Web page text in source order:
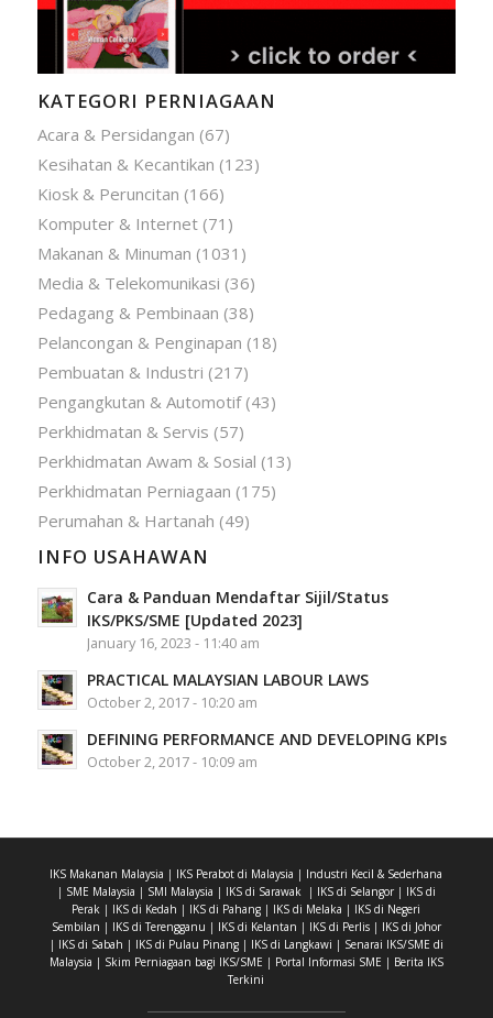
KATEGORI PERNIAGAAN
Acara & Persidangan (67)
Kesihatan & Kecantikan (123)
Kiosk & Peruncitan (166)
Komputer & Internet(71)
Makanan & Minuman (1031)
Media & Telekomunikasi (36)
Pedagang & Pembinaan (38)
Pelancongan & Penginapan (18)
Pembuatan & Industri (217)
Pengangkutan & Automotif(43)
Perkhidmatan & Servis (57)
Perkhidmatan Awam & Sosial (13)
Perkhidmatan Perniagaan (175)
Perumahan & Hartanah (49)
INFO USAHAWAN
Cara & Panduan Mendaftar Sijil/Status
IKS/PKS/SME [Updated 2023]
January 16, 2023 - 11:40 am
PRACTICAL MALAYSIAN LABOUR LAWS
October 2, 2017 - 10:20 am
DEFINING PERFORMANCE AND DEVELOPING KPIs
October 2, 2017 - 10:09 am
IKS Makanan Malaysia | IKS Perabot di Malaysia | Industri Kecil & Sederhana
| SME Malaysia | SMI Malaysia | IKS di Sarawak | IKS di Selangor| IKS di
Perak | IKS di Kedah | IKS di Pahang | IKS di Melaka | IKS di Negeri
Sembilan | IKS di Terengganu | IKS di Kelantan | IKS di Perlis| IKS di Johor
| IKS di Sabah | IKS di Pulau Pinang| IKS di Langkawi | Senarai IKS/SME di
Malaysia | Skim Perniagaan bagi IKS/SME | Portal Informasi SME | Berita IKS
Terkini